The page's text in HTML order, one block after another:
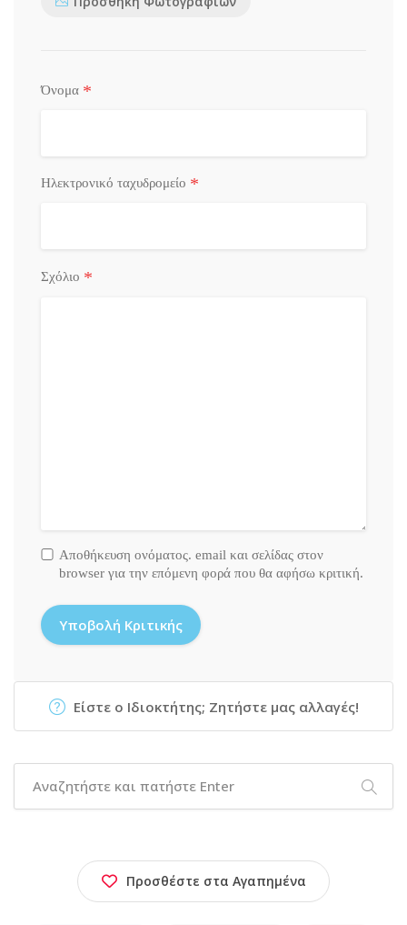
Όνομα *
Ηλεκτρονικό ταχυδρομείο *
Σχόλιο *
Αποθήκευση ονόματος. email και σελίδας στον
browser για την επόμενη φορά που θα αφήσω κριτική.
Είστε ο Ιδιοκτήτης; Ζητήστε μας αλλαγές!
Προσθέστε στα Αγαπημένα